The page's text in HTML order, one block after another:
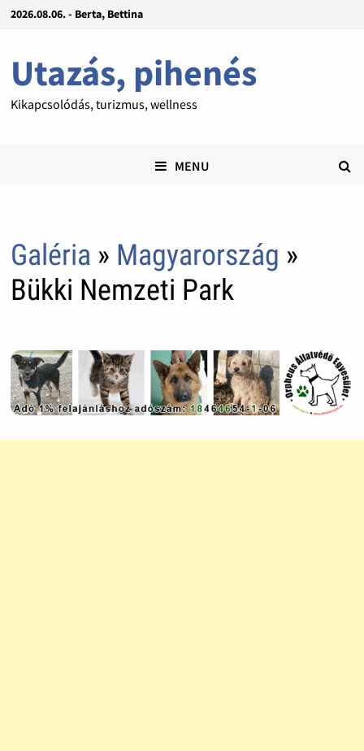
2026.08.06. - Berta, Bettina
Utazás, pihenés
Kikapcsolódás, turizmus, wellness
MENU
Galéria » Magyarország »
Bükki Nemzeti Park